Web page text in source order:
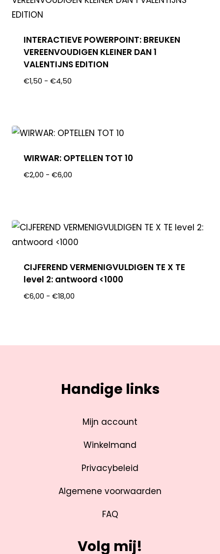
INTERACTIEVE POWERPOINT: BREUKEN
VEREENVOUDIGEN KLEINER DAN 1
VALENTIJNS EDITION
€1,50 - €4,50
WIRWAR: OPTELLEN TOT 10
€2,00 - €6,00
CIJFEREND VERMENIGVULDIGEN TE X TE
level 2: antwoord <1000
€6,00 - €18,00
Handige links
Mijn account
Winkelmand
Privacybeleid
Algemene voorwaarden
FAQ
Volg mij!